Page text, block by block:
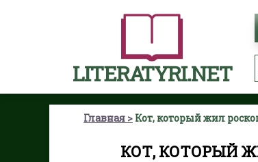
LITERATYRI.NET
Главная Кот, который жил
КОТ, КОТОРЫЙ